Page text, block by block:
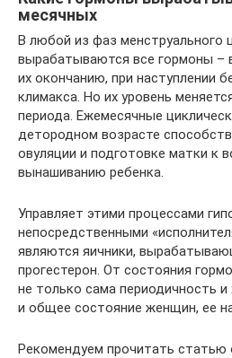
месячных
В любой из фаз менструального
вырабатываются все гормоны –
их окончанию, при наступлении
климакса. Но их уровень
периода. Ежемесячные
детородном возрасте
овуляции и подготовке матки к
вынашиванию ребенка.
Управляет этими процессами
непосредственными
являются яичники,
прогестерон. От состояния
не только сама периодичность и
и общее состояние женщин, ее
Рекомендуем прочитать статью